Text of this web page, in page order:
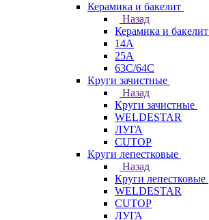
Керамика и бакелит
Назад
Керамика и бакелит
14А
25А
63С/64С
Круги зачистные
Назад
Круги зачистные
WELDESTAR
ЛУГА
CUTOP
Круги лепестковые
Назад
Круги лепестковые
WELDESTAR
CUTOP
ЛУГА